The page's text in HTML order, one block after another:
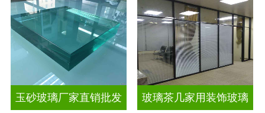
玉砂玻璃厂家直销批发 玻璃茶几家用装饰玻璃